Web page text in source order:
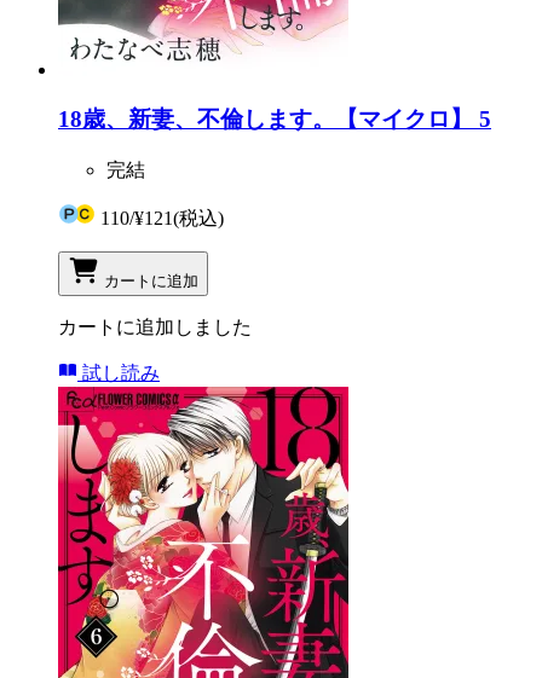
18歳、新妻、不倫します。【マイクロ】 5
完結
110/¥121(税込)
カートに追加
カートに追加しました
試し読み